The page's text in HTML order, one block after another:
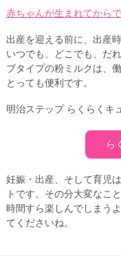
赤ちゃんが生まれてから
出産を迎える前に、出産
いつでも、どこでも、だ
ブタイプの粉ミルクは、
とっても便利です。
明治ステップ らくらくキ
ら
妊娠・出産、そして育児
トです。その分大変なこ
時間すら楽しんでしまう
てくださいね。